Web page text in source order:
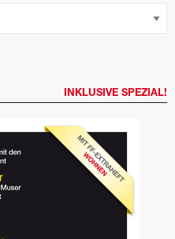
INKLUSIVE SPEZIAL!